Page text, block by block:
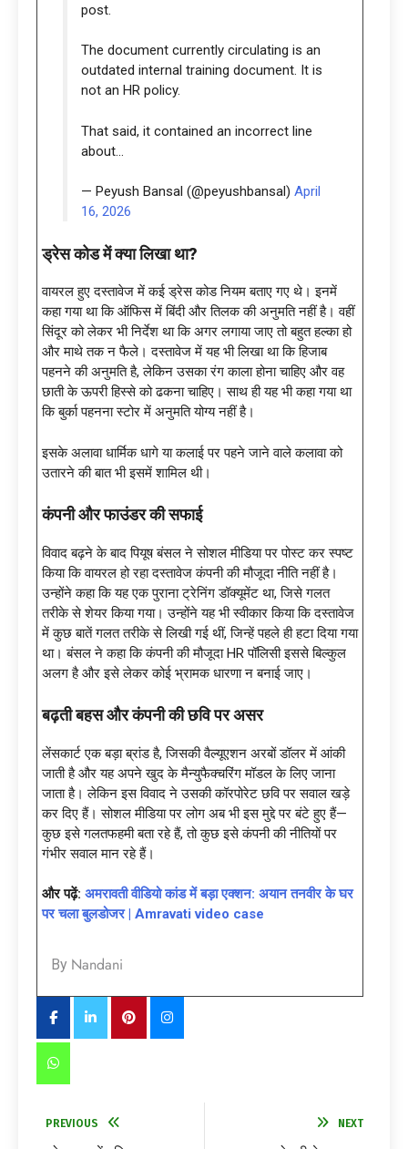
post.
The document currently circulating is an
outdated internal training document. It is
not an HR policy.
That said, it contained an incorrect line
about…
— Peyush Bansal (@peyushbansal) April
16, 2026
ड्रेस कोड में क्या लिखा था?
वायरल हुए दस्तावेज में कई ड्रेस कोड नियम बताए गए थे। इनमें
कहा गया था कि ऑफिस में बिंदी और तिलक की अनुमति नहीं है। वहीं
सिंदूर को लेकर भी निर्देश था कि अगर लगाया जाए तो बहुत हल्का हो
और माथे तक न फैले। दस्तावेज में यह भी लिखा था कि हिजाब
पहनने की अनुमति है, लेकिन उसका रंग काला होना चाहिए और वह
छाती के ऊपरी हिस्से को ढकना चाहिए। साथ ही यह भी कहा गया था
कि बुर्का पहनना स्टोर में अनुमति योग्य नहीं है।
इसके अलावा धार्मिक धागे या कलाई पर पहने जाने वाले कलावा को
उतारने की बात भी इसमें शामिल थी।
कंपनी और फाउंडर की सफाई
विवाद बढ़ने के बाद पियूष बंसल ने सोशल मीडिया पर पोस्ट कर स्पष्ट
किया कि वायरल हो रहा दस्तावेज कंपनी की मौजूदा नीति नहीं है।
उन्होंने कहा कि यह एक पुराना ट्रेनिंग डॉक्यूमेंट था, जिसे गलत
तरीके से शेयर किया गया। उन्होंने यह भी स्वीकार किया कि दस्तावेज
में कुछ बातें गलत तरीके से लिखी गई थीं, जिन्हें पहले ही हटा दिया गया
था। बंसल ने कहा कि कंपनी की मौजूदा HR पॉलिसी इससे बिल्कुल
अलग है और इसे लेकर कोई भ्रामक धारणा न बनाई जाए।
बढ़ती बहस और कंपनी की छवि पर असर
लेंसकार्ट एक बड़ा ब्रांड है, जिसकी वैल्यूएशन अरबों डॉलर में आंकी
जाती है और यह अपने खुद के मैन्युफैक्चरिंग मॉडल के लिए जाना
जाता है। लेकिन इस विवाद ने उसकी कॉरपोरेट छवि पर सवाल खड़े
कर दिए हैं। सोशल मीडिया पर लोग अब भी इस मुद्दे पर बंटे हुए हैं—
कुछ इसे गलतफहमी बता रहे हैं, तो कुछ इसे कंपनी की नीतियों पर
गंभीर सवाल मान रहे हैं।
और पढ़ें: अमरावती वीडियो कांड में बड़ा एक्शन: अयान तनवीर के घर
पर चला बुलडोजर | Amravati video case
By Nandani
PREVIOUS NEXT